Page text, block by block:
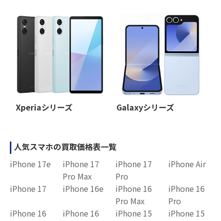
Xperiaシリーズ Galaxyシリーズ
人気スマホの買取価格表一覧
iPhone 17e
iPhone 17
Pro Max
iPhone 17
Pro
iPhone Air
iPhone 17 iPhone 16e
iPhone 16
Pro Max
iPhone 16
Pro
iPhone 16
iPhone 16
iPhone 15
iPhone 15